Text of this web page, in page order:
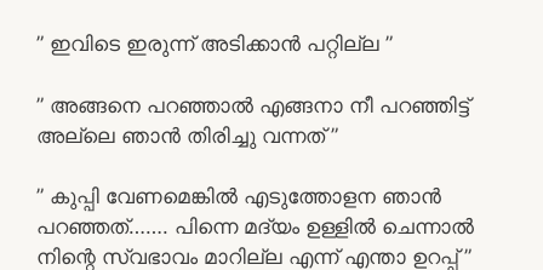
” ഇവിടെ ഇരുന്ന് അടിക്കാൻ പറ്റില്ല ”
” അങ്ങനെ പറഞ്ഞാൽ എങ്ങനാ നീ പറഞ്ഞിട്ട്
അല്ലെ ഞാൻ തിരിച്ചു വന്നത് ”
” കുപ്പി വേണമെങ്കിൽ എടുത്തോളന ഞാൻ
പറഞ്ഞത്……. പിന്നെ മദ്യം ഉള്ളിൽ ചെന്നാൽ
നിന്റെ സ്വഭാവം മാറില്ല എന്ന് എന്താ ഉറപ്പ് ”